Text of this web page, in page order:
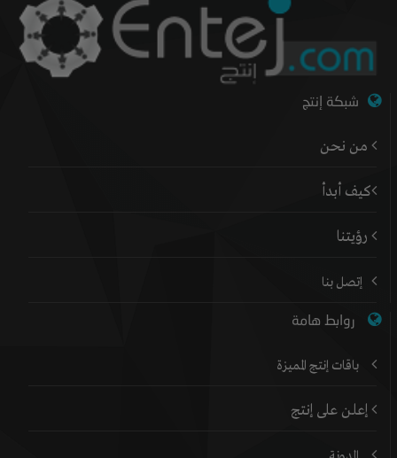
شبكة إنتج
من نحن
كيف أبدأ
رؤيتنا
إتصل بنا
روابط هامة
باقات إنتج المميزة
إعلن على إنتج